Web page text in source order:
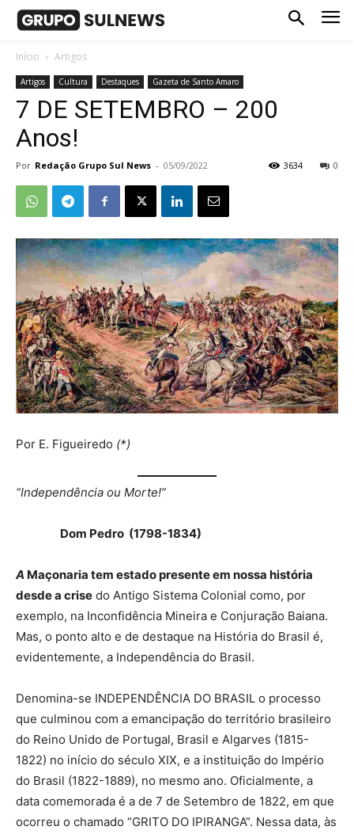
Início Artigos
Artigos Cultura Destaques Gazeta de Santo Amaro
7 DE SETEMBRO – 200
Anos!
Por Redação Grupo Sul News - 05/09/2022 0
3634
Por E. Figueiredo (*)
“Independência ou Morte!”
Dom Pedro (1798-1834)
A Maçonaria tem estado presente em nossa história
desde a crise do Antigo Sistema Colonial como, por
exemplo, na Inconfidência Mineira e Conjuração Baiana.
Mas, o ponto alto e de destaque na História do Brasil é,
evidentemente, a Independência do Brasil.
Denomina-se INDEPENDÊNCIA DO BRASIL o processo
que culminou com a emancipação do território brasileiro
do Reino Unido de Portugal, Brasil e Algarves (1815-
1822) no início do século XIX, e a instituição do Império
do Brasil (1822-1889), no mesmo ano. Oficialmente, a
data comemorada é a de 7 de Setembro de 1822, em que
ocorreu o chamado “GRITO DO IPIRANGA”. Nessa data, às